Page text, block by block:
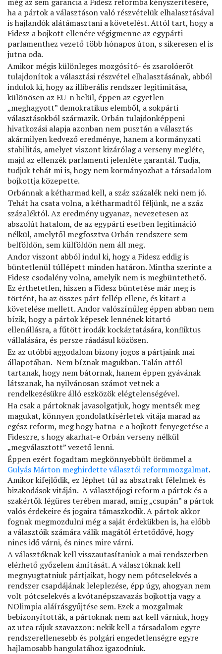
ha a pártok a választáson való részvételük elhalasztásával
is hajlandók alátámasztani a követelést. Attól tart, hogy a
Fidesz a bojkott ellenére végigmenne az egypárti
parlamenthez vezető több hónapos úton, s sikeresen el is
jutna oda.
Amikor mégis különleges mozgósító- és zsarolóerőt
tulajdonítok a választási részvétel elhalasztásának, abból
indulok ki, hogy az illiberális rendszer legitimitása,
különösen az EU-n belül, éppen az egyetlen
„meghagyott” demokratikus elemből, a sokpárti
választásokból származik. Orbán tulajdonképpeni
hivatkozási alapja azonban nem pusztán a választás
akármilyen kedvező eredménye, hanem a kormányzati
stabilitás, amelyet viszont kizárólag a verseny megléte,
majd az ellenzék parlamenti jelenléte garantál. Tudja,
tudjuk tehát mi is, hogy nem kormányozhat a társadalom
bojkottja közepette.
Orbánnak a kétharmad kell, a száz százalék neki nem jó.
Tehát ha csata volna, a kétharmadtól féljünk, ne a száz
százaléktól. Az eredmény ugyanaz, nevezetesen az
abszolút hatalom, de az egypárti esetben legitimáció
nélkül, amelytől megfosztva Orbán rendszere sem
belföldön, sem külföldön nem áll meg.
Andor viszont abból indul ki, hogy a Fidesz eddig is
büntetlenül túllépett minden határon. Mintha szerinte a
Fidesz csodalény volna, amelyik nem is megbüntethető.
Ez érthetetlen, hiszen a Fidesz büntetése már meg is
történt, ha az összes párt fellép ellene, és kitart a
követelése mellett. Andor valószínűleg éppen abban nem
bízik, hogy a pártok képesek lennének kitartó
ellenállásra, a fűtött irodák kockáztatására, konﬂiktus
vállalására, és persze ráadásul közösen.
Ez az utóbbi aggodalom bizony jogos a pártjaink mai
állapotában. Nem bíznak magukban. Talán attól
tartanak, hogy nem bátornak, hanem éppen gyávának
látszanak, ha nyilvánosan számot vetnek a
rendelkezésükre álló eszközök elégtelenségével.
Ha csak a pártoknak javasolgatjuk, hogy mentsék meg
magukat, könnyen gondolatkísérletek vitája marad az
egész reform, meg hogy hatna-e a bojkott fenyegetése a
Fideszre, s hogy akarhat-e Orbán verseny nélkül
„megválasztott” vezető lenni.
Éppen ezért fogadtam megkönnyebbült örömmel a
Gulyás Márton meghirdette választói reformmozgalmat.
Amikor kifejlődik, ez léphet túl az absztrakt félelmek és
bizakodások vitáján. A választójogi reform a pártok és a
szakértők légüres terében marad, amíg „csupán” a pártok
valós érdekeire és jogaira támaszkodik. A pártok akkor
fognak megmozdulni még a saját érdekükben is, ha előbb
a választóik számára válik magától értetődővé, hogy
nincs idő várni, és nincs mire várni.
A választóknak kell visszautasítaniuk a mai rendszerben
elérhető győzelem ámítását. A választóknak kell
megnyugtatniuk pártjaikat, hogy nem pótcselekvés a
rendszer csapdájának leleplezése, épp úgy, ahogyan nem
volt pótcselekvés a kvótanépszavazás bojkottja vagy a
NOlimpia aláírásgyűjtése sem. Ezek a mozgalmak
bebizonyították, a pártoknak nem azt kell várniuk, hogy
az utca rájuk szavazzon: nekik kell a társadalom egyre
rendszerellenesebb és polgári engedetlenségre egyre
hajlamosabb hangulatához igazodniuk.